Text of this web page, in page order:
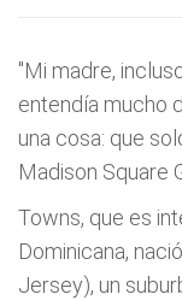
"Mi madre,
entendía mucho
una cosa: que
Madison Square
Towns, que es
Dominicana,
Jersey), un